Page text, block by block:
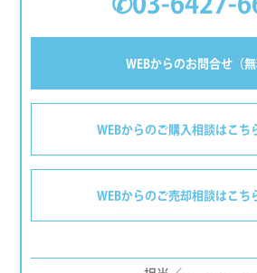
WEBからのお問合せ（無
WEBからのご購入相談はこち
WEBからのご売却相談はこち